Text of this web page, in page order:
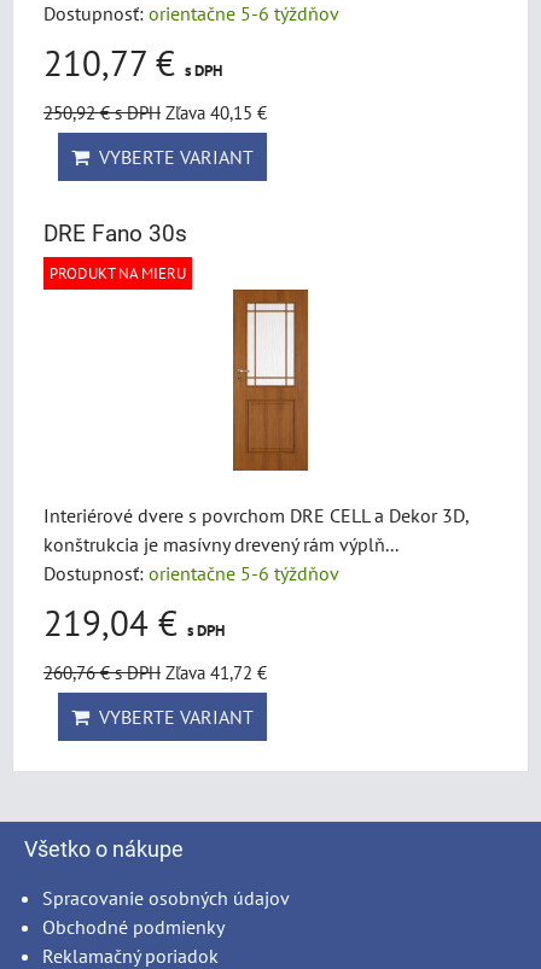
Dostupnosť: orientačne 5-6 týždňov
210,77 € s DPH
250,92 €s DPH Zľava 40,15 €
VYBERTE VARIANT
DRE Fano 30s
PRODUKT NA MIERU
Interiérové dvere s povrchom DRE CELL a Dekor 3D,
konštrukcia je masívny drevený rám výplň...
Dostupnosť: orientačne 5-6 týždňov
219,04 € s DPH
260,76 €s DPH Zľava 41,72 €
VYBERTE VARIANT
Všetko o nákupe
Spracovanie osobných údajov
Obchodné podmienky
Reklamačný poriadok